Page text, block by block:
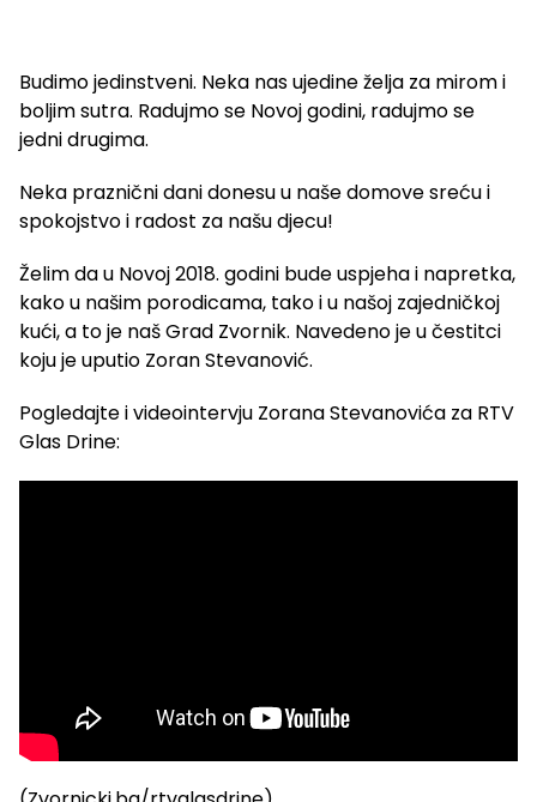
Budimo jedinstveni. Neka nas ujedine želja za mirom i
boljim sutra. Radujmo se Novoj godini, radujmo se
jedni drugima.
Neka praznični dani donesu u naše domove sreću i
spokojstvo i radost za našu djecu!
Želim da u Novoj 2018. godini bude uspjeha i napretka,
kako u našim porodicama, tako i u našoj zajedničkoj
kući, a to je naš Grad Zvornik. Navedeno je u čestitci
koju je uputio Zoran Stevanović.
Pogledajte i videointervju Zorana Stevanovića za RTV
Glas Drine: